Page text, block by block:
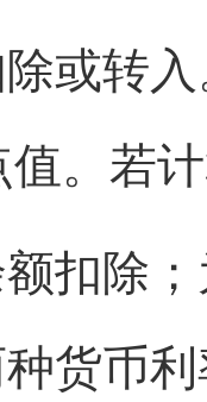
或转
值。若
扣除
货币